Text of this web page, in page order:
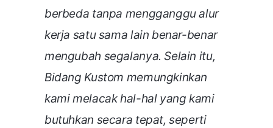
berbeda tanpa mengganggu alur
kerja satu sama lain benar-benar
mengubah segalanya. Selain itu,
Bidang Kustom memungkinkan
kami melacak hal-hal yang kami
butuhkan secara tepat, seperti